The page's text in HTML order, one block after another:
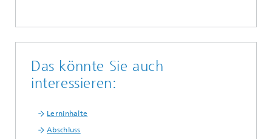
Das könnte Sie auch
interessieren:
Lerninhalte
Abschluss